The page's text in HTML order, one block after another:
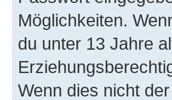
Möglichkeiten.
du unter 13 Jahre
Wenn dies nicht